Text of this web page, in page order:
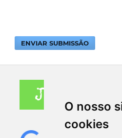
O nosso
cookies
ENVIAR SUBMISSÃO